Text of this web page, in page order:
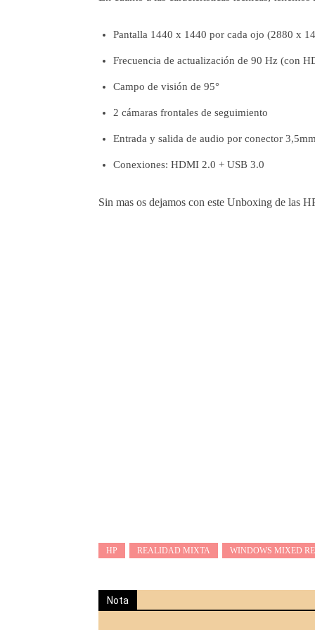
Pantalla 1440 x 1440 por cada ojo (2880 x
Frecuencia de actualización de 90 Hz (con
Campo de visión de 95°
2 cámaras frontales de seguimiento
Entrada y salida de audio por conector
Conexiones: HDMI 2.0 + USB 3.0
Sin mas os dejamos con este Unboxing de las
HP REALIDAD MIXTA WINDOWS MIXED
Nota